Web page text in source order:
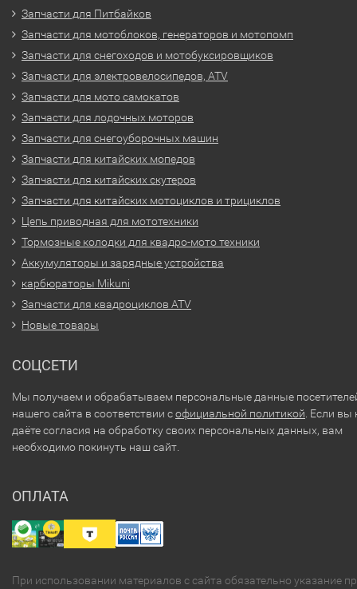
Запчасти для Питбайков
Запчасти для мотоблоков, генераторов и мотопомп
Запчасти для снегоходов и мотобуксировщиков
Запчасти для электровелосипедов, ATV
Запчасти для мото самокатов
Запчасти для лодочных моторов
Запчасти для снегоуборочных машин
Запчасти для китайских мопедов
Запчасти для китайских скутеров
Запчасти для китайских мотоциклов и трициклов
Цепь приводная для мототехники
Тормозные колодки для квадро-мото техники
Аккумуляторы и зарядные устройства
карбюраторы Mikuni
Запчасти для квадроциклов ATV
Новые товары
СОЦСЕТИ
Мы получаем и обрабатываем персональные данные
нашего сайта в соответствии софициальной политикой . Если вы
даёте согласия на обработку своих персональных данных, вам
необходимо покинуть наш сайт.
ОПЛАТА
При использовании материалов с сайта обязательно указание